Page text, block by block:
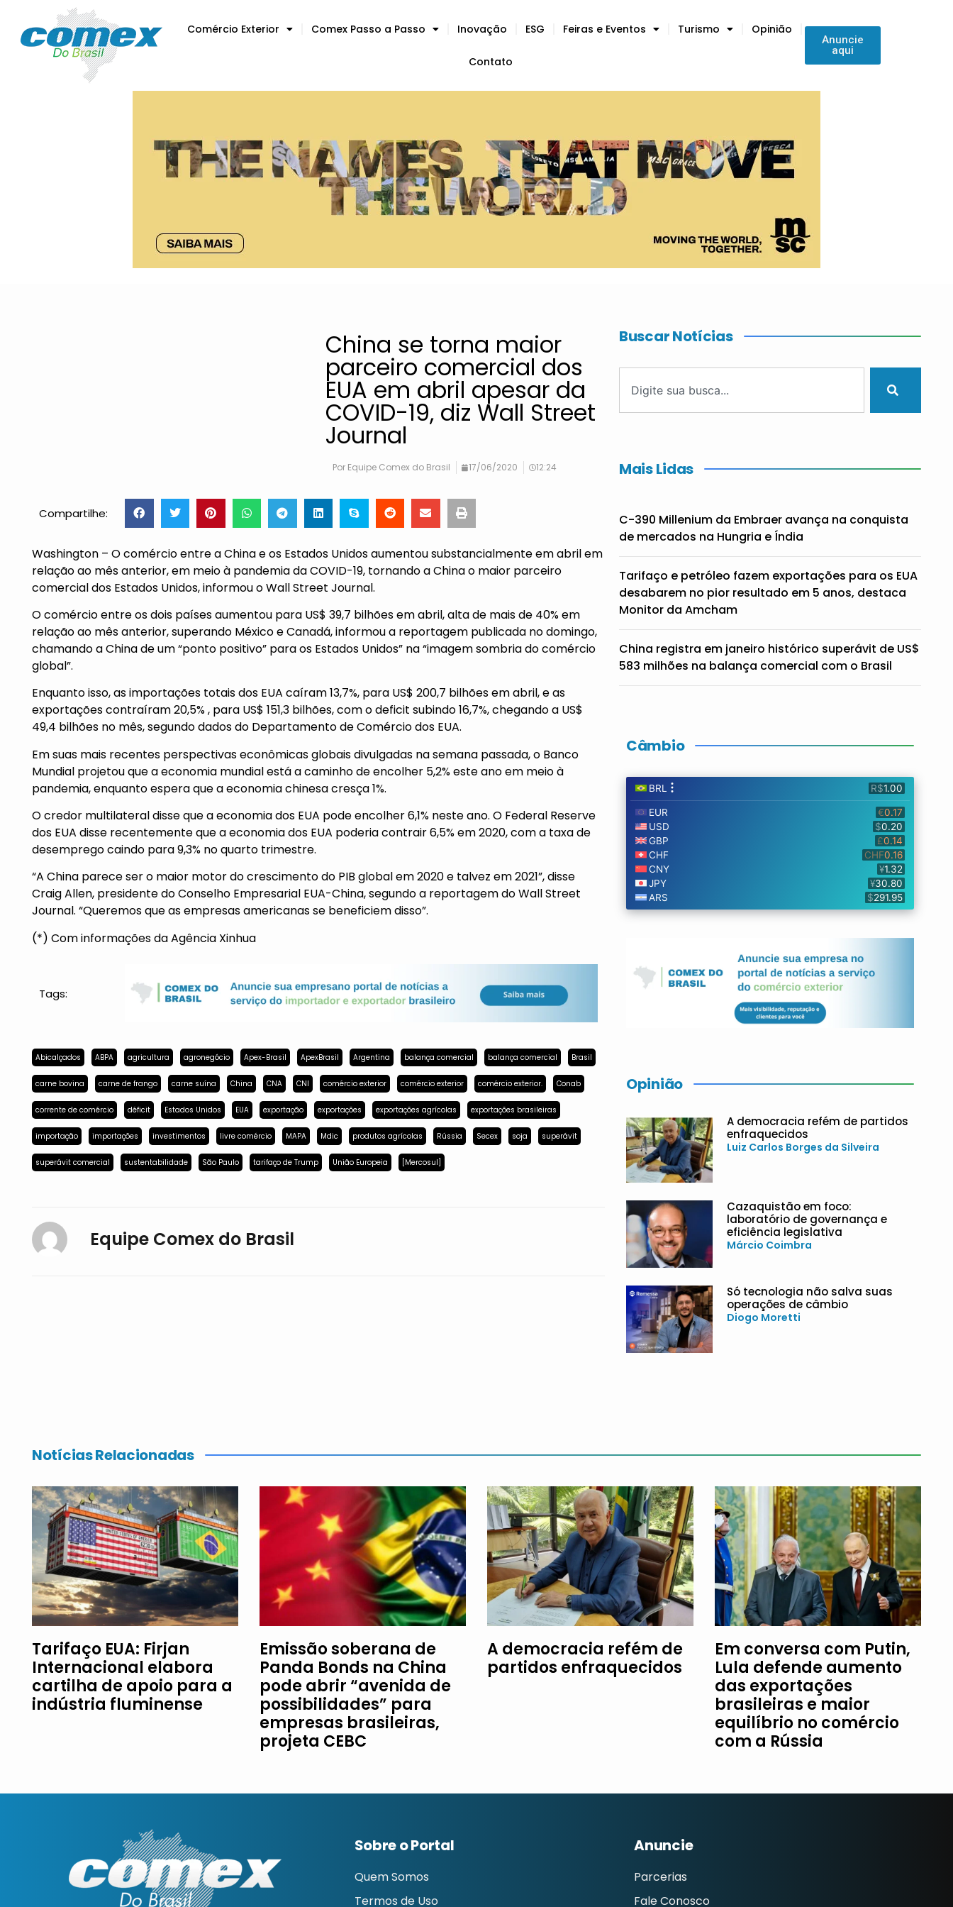
Comércio Exterior Comex Passo a Passo Inovação ESG Feiras e Eventos Turismo Opinião
Contato
Anuncie
aqui
China se torna maior
parceiro comercial dos
EUA em abril apesar da
COVID-19, diz Wall Street
Journal
Por Equipe Comex do Brasil 17/06/2020 12:24
Compartilhe:
Washington – O comércio entre a China e os Estados Unidos aumentou substancialmente em abril em
relação ao mês anterior, em meio à pandemia da COVID-19, tornando a China o maior parceiro
comercial dos Estados Unidos, informou o Wall Street Journal.
O comércio entre os dois países aumentou para US$ 39,7 bilhões em abril, alta de mais de 40% em
relação ao mês anterior, superando México e Canadá, informou a reportagem publicada no domingo,
chamando a China de um “ponto positivo” para os Estados Unidos” na “imagem sombria do comércio
global”.
Enquanto isso, as importações totais dos EUA caíram 13,7%, para US$ 200,7 bilhões em abril, e as
exportações contraíram 20,5% , para US$ 151,3 bilhões, com o deficit subindo 16,7%, chegando a US$
49,4 bilhões no mês, segundo dados do Departamento de Comércio dos EUA.
Em suas mais recentes perspectivas econômicas globais divulgadas na semana passada, o Banco
Mundial projetou que a economia mundial está a caminho de encolher 5,2% este ano em meio à
pandemia, enquanto espera que a economia chinesa cresça 1%.
O credor multilateral disse que a economia dos EUA pode encolher 6,1% neste ano. O Federal Reserve
dos EUA disse recentemente que a economia dos EUA poderia contrair 6,5% em 2020, com a taxa de
desemprego caindo para 9,3% no quarto trimestre.
“A China parece ser o maior motor do crescimento do PIB global em 2020 e talvez em 2021”, disse
Craig Allen, presidente do Conselho Empresarial EUA-China, segundo a reportagem do Wall Street
Journal. “Queremos que as empresas americanas se beneficiem disso”.
(*) Com informações da Agência Xinhua
Tags:
Abicalçados ABPA agricultura agronegócio Apex-Brasil ApexBrasil Argentina balança comercial balança comercial Brasil
carne bovina carne de frango carne suína China CNA CNI comércio exterior comércio exterior comércio exterior. Conab
corrente de comércio déficit Estados Unidos EUA exportação exportações exportações agrícolas exportações brasileiras
importação importações investimentos livre comércio MAPA Mdic produtos agrícolas Rússia Secex soja superávit
superávit comercial sustentabilidade São Paulo tarifaço de Trump União Europeia [Mercosul]
Equipe Comex do Brasil
Buscar Notícias
Mais Lidas
C-390 Millenium da Embraer avança na conquista
de mercados na Hungria e Índia
Tarifaço e petróleo fazem exportações para os EUA
desabarem no pior resultado em 5 anos, destaca
Monitor da Amcham
China registra em janeiro histórico superávit de US$
583 milhões na balança comercial com o Brasil
Câmbio
Opinião
A democracia refém de partidos
enfraquecidos
Luiz Carlos Borges da Silveira
Cazaquistão em foco:
laboratório de governança e
eficiência legislativa
Márcio Coimbra
Só tecnologia não salva suas
operações de câmbio
Diogo Moretti
Notícias Relacionadas
Tarifaço EUA: Firjan
Internacional elabora
cartilha de apoio para a
indústria fluminense
Emissão soberana de
Panda Bonds na China
pode abrir “avenida de
possibilidades” para
empresas brasileiras,
projeta CEBC
A democracia refém de
partidos enfraquecidos
Em conversa com Putin,
Lula defende aumento
das exportações
brasileiras e maior
equilíbrio no comércio
com a Rússia
Sobre o Portal
Quem Somos
Termos de Uso
Anuncie
Parcerias
Fale Conosco